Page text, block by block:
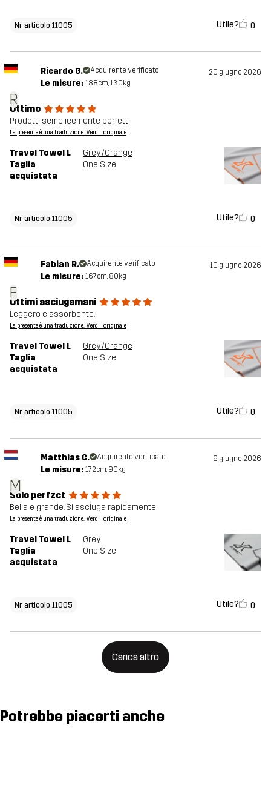
Nr articolo 11005 Utile? 0
R
Ricardo G. Acquirente verificato 20 giugno 2026
Le misure: 188cm, 130kg
Ottimo
Prodotti semplicemente perfetti
La presente è una traduzione. Verdi l'originale
Travel Towel L
Grey/Orange
Taglia
acquistata
One Size
Nr articolo 11005 Utile? 0
F
Fabian R. Acquirente verificato 10 giugno 2026
Le misure: 167cm, 80kg
Ottimi asciugamani
Leggero e assorbente.
La presente è una traduzione. Verdi l'originale
Travel Towel L
Grey/Orange
Taglia
acquistata
One Size
Nr articolo 11005 Utile? 0
M
Matthias C. Acquirente verificato 9 giugno 2026
Le misure: 172cm, 90kg
Solo perfzct
Bella e grande. Si asciuga rapidamente
La presente è una traduzione. Verdi l'originale
Travel Towel L
Grey
Taglia
acquistata
One Size
Nr articolo 11005 Utile? 0
Carica altro
Potrebbe piacerti anche